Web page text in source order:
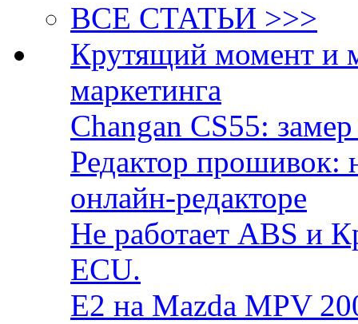
ВСЕ СТАТЬИ >>>
Крутящий момент и
маркетинга
Changan CS55:
Редактор прошивок:
онлайн-редакторе
Не работает ABS и
ECU.
E2 на Mazda MPV